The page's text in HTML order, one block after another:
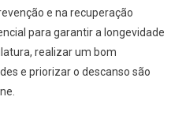
e na recuperação
para garantir a longevidade
realizar um bom
e priorizar o descanso são